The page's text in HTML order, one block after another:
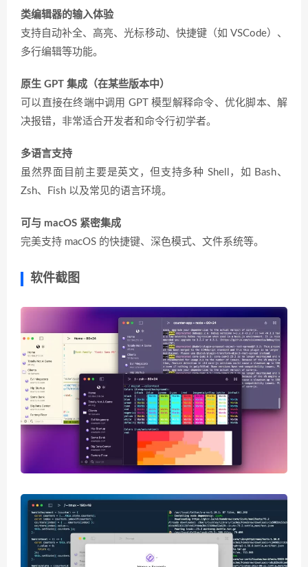
类编辑器的输入体验
支持自动补全、高亮、光标移动、快捷键（如 VSCode）、
多行编辑等功能。
原生 GPT 集成（在某些版本中）
可以直接在终端中调用 GPT 模型解释命令、优化脚本、解
决报错，非常适合开发者和命令行初学者。
多语言支持
虽然界面目前主要是英文，但支持多种 Shell，如 Bash、
Zsh、Fish 以及常见的语言环境。
可与 macOS 紧密集成
完美支持 macOS 的快捷键、深色模式、文件系统等。
软件截图